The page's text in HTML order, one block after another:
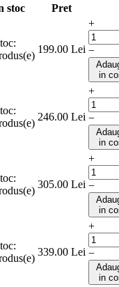
stoc Pret
199.00 Lei
+
−
in
246.00 Lei
+
−
in
305.00 Lei
+
−
in
339.00 Lei
+
−
in